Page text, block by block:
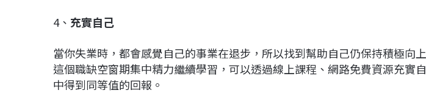
4、 充實自己
當你失業時，都會感覺自己的事業在退步，所以找到幫助自己仍保持積極向
這個職缺空窗期集中精力繼續學習，可以透過線上課程、網路免費資源充實
中得到同等值的回報。